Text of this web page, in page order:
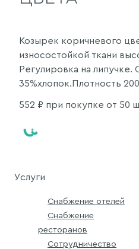
Козырек коричневого
износостойкой ткани
Регулировка на липучке.
35%хлопок.Плотность
552 ₽ при покупке от 50
Услуги
Снабжение отелей
Снабжение
ресторанов
Сотрудничество